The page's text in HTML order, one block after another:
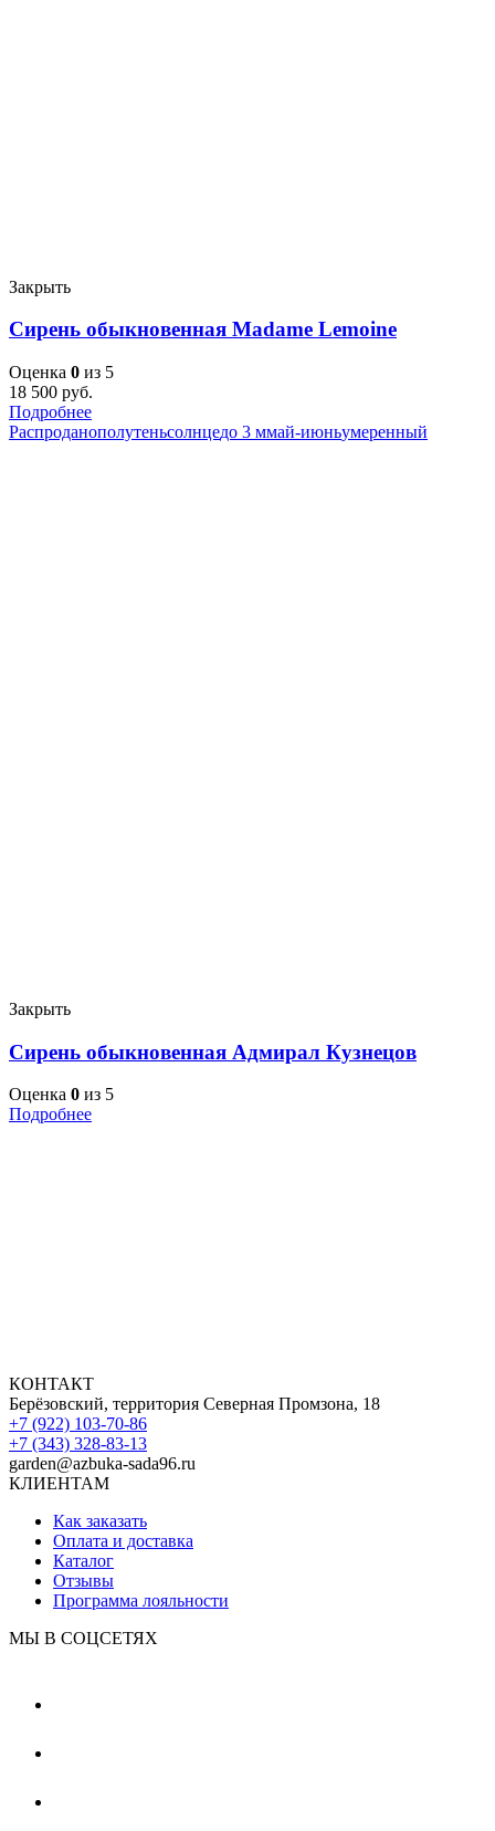
Закрыть
Сирень обыкновенная Madame Lemoine
Оценка 0 из 5
18 500 руб.
Подробнее
Распроданополутеньсолнцедо 3 ммай-июньумеренный
Закрыть
Сирень обыкновенная Адмирал Кузнецов
Оценка 0 из 5
Подробнее
КОНТАКТ
Берёзовский, территория Северная Промзона, 18
+7 (922) 103-70-86
+7 (343) 328-83-13
garden@azbuka-sada96.ru
КЛИЕНТАМ
Как заказать
Оплата и доставка
Каталог
Отзывы
Программа лояльности
МЫ В СОЦСЕТЯХ